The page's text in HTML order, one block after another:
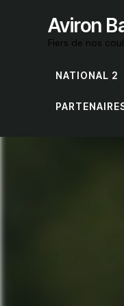
Aviron
Fiers de nos
NATIONAL 2